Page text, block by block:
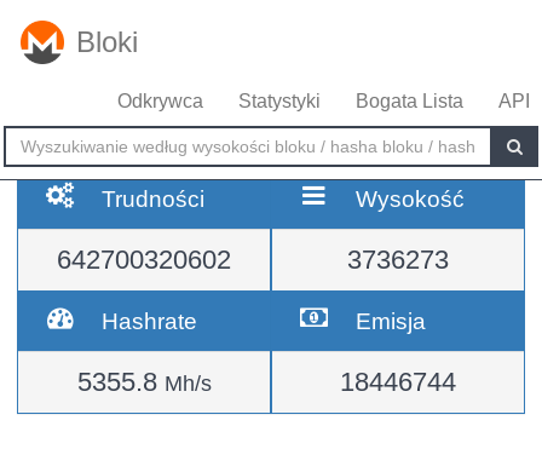
Bloki
Odkrywca Statystyki Bogata Lista API
Trudności
642700320602
Wysokość
3736273
Hashrate
5355.8 Mh/s
Emisja
18446744